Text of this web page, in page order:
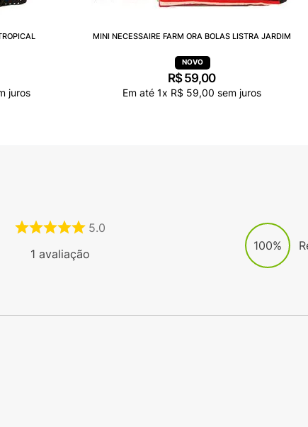
juros
MINI NECESSAIRE FARM ORA BOLAS LISTRA JARDIM
R$59,00
Em até 1x R$ 59,00 sem juros
5.0
1 avaliação
100%